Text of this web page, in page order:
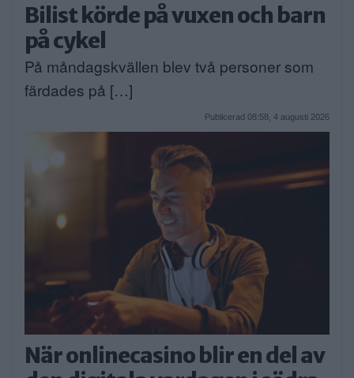
Bilist körde på vuxen och barn
på cykel
På måndagskvällen blev två personer som
färdades på […]
Publicerad 08:58, 4 augusti 2026
När onlinecasino blir en del av